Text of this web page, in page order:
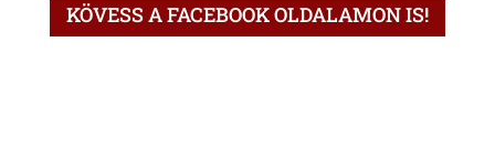
KÖVESS A FACEBOOK OLDALAMON IS!